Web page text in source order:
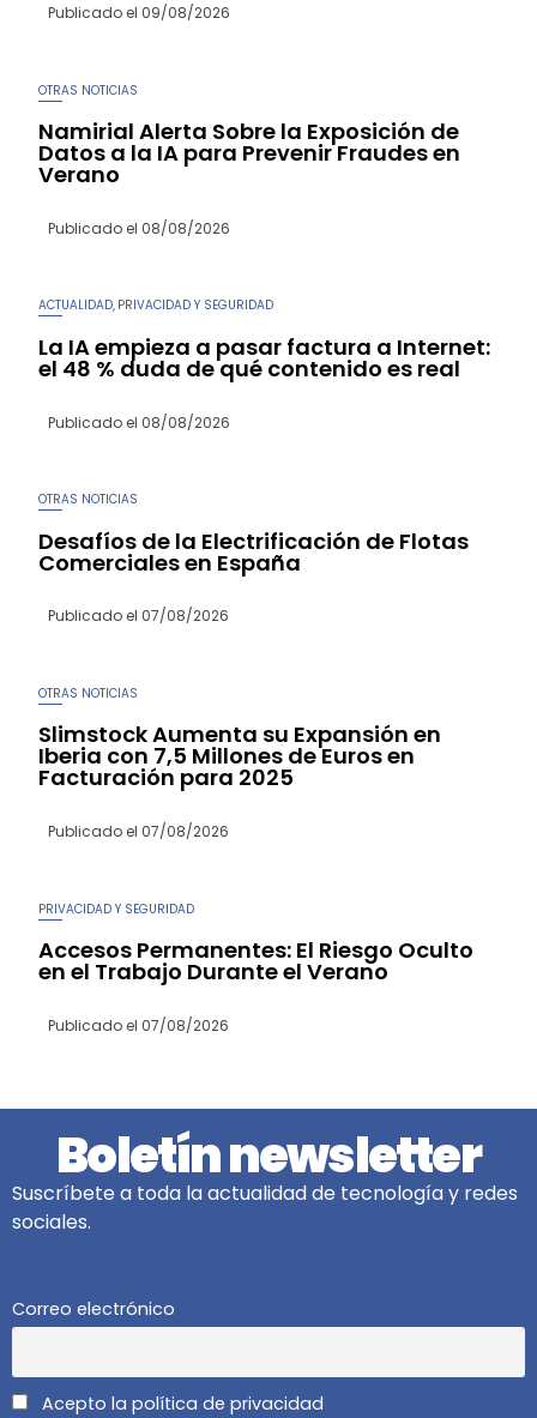
Publicado el 09/08/2026
OTRAS NOTICIAS
Namirial Alerta Sobre la Exposición de
Datos a la IA para Prevenir Fraudes en
Verano
Publicado el 08/08/2026
ACTUALIDAD, PRIVACIDAD Y SEGURIDAD
La IA empieza a pasar factura a Internet:
el 48 % duda de qué contenido es real
Publicado el 08/08/2026
OTRAS NOTICIAS
Desafíos de la Electrificación de Flotas
Comerciales en España
Publicado el 07/08/2026
OTRAS NOTICIAS
Slimstock Aumenta su Expansión en
Iberia con 7,5 Millones de Euros en
Facturación para 2025
Publicado el 07/08/2026
PRIVACIDAD Y SEGURIDAD
Accesos Permanentes: El Riesgo Oculto
en el Trabajo Durante el Verano
Publicado el 07/08/2026
Boletín newsletter
Suscríbete a toda la actualidad de tecnología y redes
sociales.
Correo electrónico
Acepto la política de privacidad